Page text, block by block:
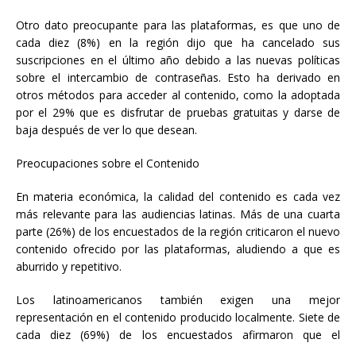
Otro dato preocupante para las plataformas, es que uno de
cada diez (8%) en la región dijo que ha cancelado sus
suscripciones en el último año debido a las nuevas políticas
sobre el intercambio de contraseñas. Esto ha derivado en
otros métodos para acceder al contenido, como la adoptada
por el 29% que es disfrutar de pruebas gratuitas y darse de
baja después de ver lo que desean.
Preocupaciones sobre el Contenido
En materia económica, la calidad del contenido es cada vez
más relevante para las audiencias latinas. Más de una cuarta
parte (26%) de los encuestados de la región criticaron el nuevo
contenido ofrecido por las plataformas, aludiendo a que es
aburrido y repetitivo.
Los latinoamericanos también exigen una mejor
representación en el contenido producido localmente. Siete de
cada diez (69%) de los encuestados afirmaron que el